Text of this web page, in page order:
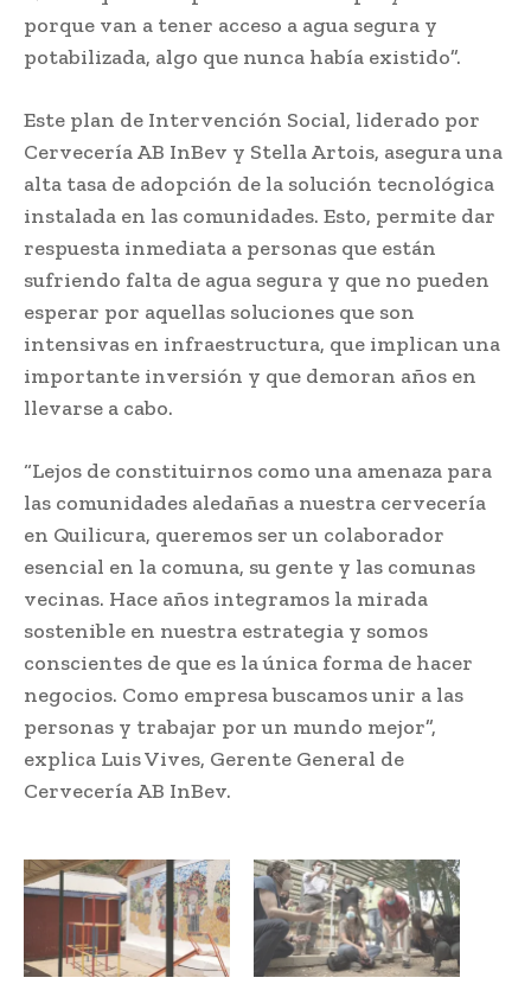
porque van a tener acceso a agua segura y
potabilizada, algo que nunca había existido”.
Este plan de Intervención Social, liderado por
Cervecería AB InBev y Stella Artois, asegura una
alta tasa de adopción de la solución tecnológica
instalada en las comunidades. Esto, permite dar
respuesta inmediata a personas que están
sufriendo falta de agua segura y que no pueden
esperar por aquellas soluciones que son
intensivas en infraestructura, que implican una
importante inversión y que demoran años en
llevarse a cabo.
“Lejos de constituirnos como una amenaza para
las comunidades aledañas a nuestra cervecería
en Quilicura, queremos ser un colaborador
esencial en la comuna, su gente y las comunas
vecinas. Hace años integramos la mirada
sostenible en nuestra estrategia y somos
conscientes de que es la única forma de hacer
negocios. Como empresa buscamos unir a las
personas y trabajar por un mundo mejor”,
explica Luis Vives, Gerente General de
Cervecería AB InBev.